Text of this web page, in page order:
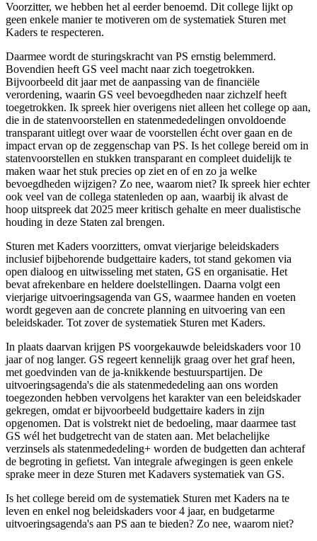
Voorzitter, we hebben het al eerder benoemd. Dit college lijkt op
geen enkele manier te motiveren om de systematiek Sturen met
Kaders te respecteren.
Daarmee wordt de sturingskracht van PS ernstig belemmerd.
Bovendien heeft GS veel macht naar zich toegetrokken.
Bijvoorbeeld dit jaar met de aanpassing van de financiële
verordening, waarin GS veel bevoegdheden naar zichzelf heeft
toegetrokken. Ik spreek hier overigens niet alleen het college op aan,
die in de statenvoorstellen en statenmededelingen onvoldoende
transparant uitlegt over waar de voorstellen écht over gaan en de
impact ervan op de zeggenschap van PS. Is het college bereid om in
statenvoorstellen en stukken transparant en compleet duidelijk te
maken waar het stuk precies op ziet en of en zo ja welke
bevoegdheden wijzigen? Zo nee, waarom niet? Ik spreek hier echter
ook veel van de collega statenleden op aan, waarbij ik alvast de
hoop uitspreek dat 2025 meer kritisch gehalte en meer dualistische
houding in deze Staten zal brengen.
Sturen met Kaders voorzitters, omvat vierjarige beleidskaders
inclusief bijbehorende budgettaire kaders, tot stand gekomen via
open dialoog en uitwisseling met staten, GS en organisatie. Het
bevat afrekenbare en heldere doelstellingen. Daarna volgt een
vierjarige uitvoeringsagenda van GS, waarmee handen en voeten
wordt gegeven aan de concrete planning en uitvoering van een
beleidskader. Tot zover de systematiek Sturen met Kaders.
In plaats daarvan krijgen PS voorgekauwde beleidskaders voor 10
jaar of nog langer. GS regeert kennelijk graag over het graf heen,
met goedvinden van de ja-knikkende bestuurspartijen. De
uitvoeringsagenda's die als statenmededeling aan ons worden
toegezonden hebben vervolgens het karakter van een beleidskader
gekregen, omdat er bijvoorbeeld budgettaire kaders in zijn
opgenomen. Dat is volstrekt niet de bedoeling, maar daarmee tast
GS wél het budgetrecht van de staten aan. Met belachelijke
verzinsels als statenmededeling+ worden de budgetten dan achteraf
de begroting in gefietst. Van integrale afwegingen is geen enkele
sprake meer in deze Sturen met Kadavers systematiek van GS.
Is het college bereid om de systematiek Sturen met Kaders na te
leven en enkel nog beleidskaders voor 4 jaar, en budgetarme
uitvoeringsagenda's aan PS aan te bieden? Zo nee, waarom niet?